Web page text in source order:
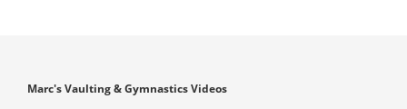
Marc's Vaulting & Gymnastics Videos